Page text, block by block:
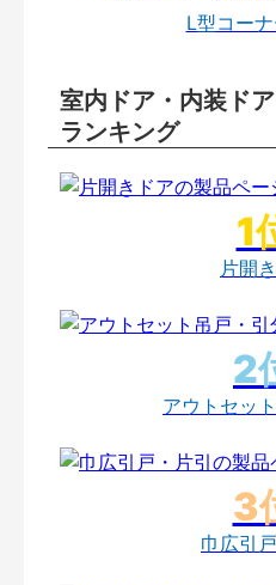
L型コー
室内ドア・内装ド
ランキング
片開
アウトセッ
巾広引